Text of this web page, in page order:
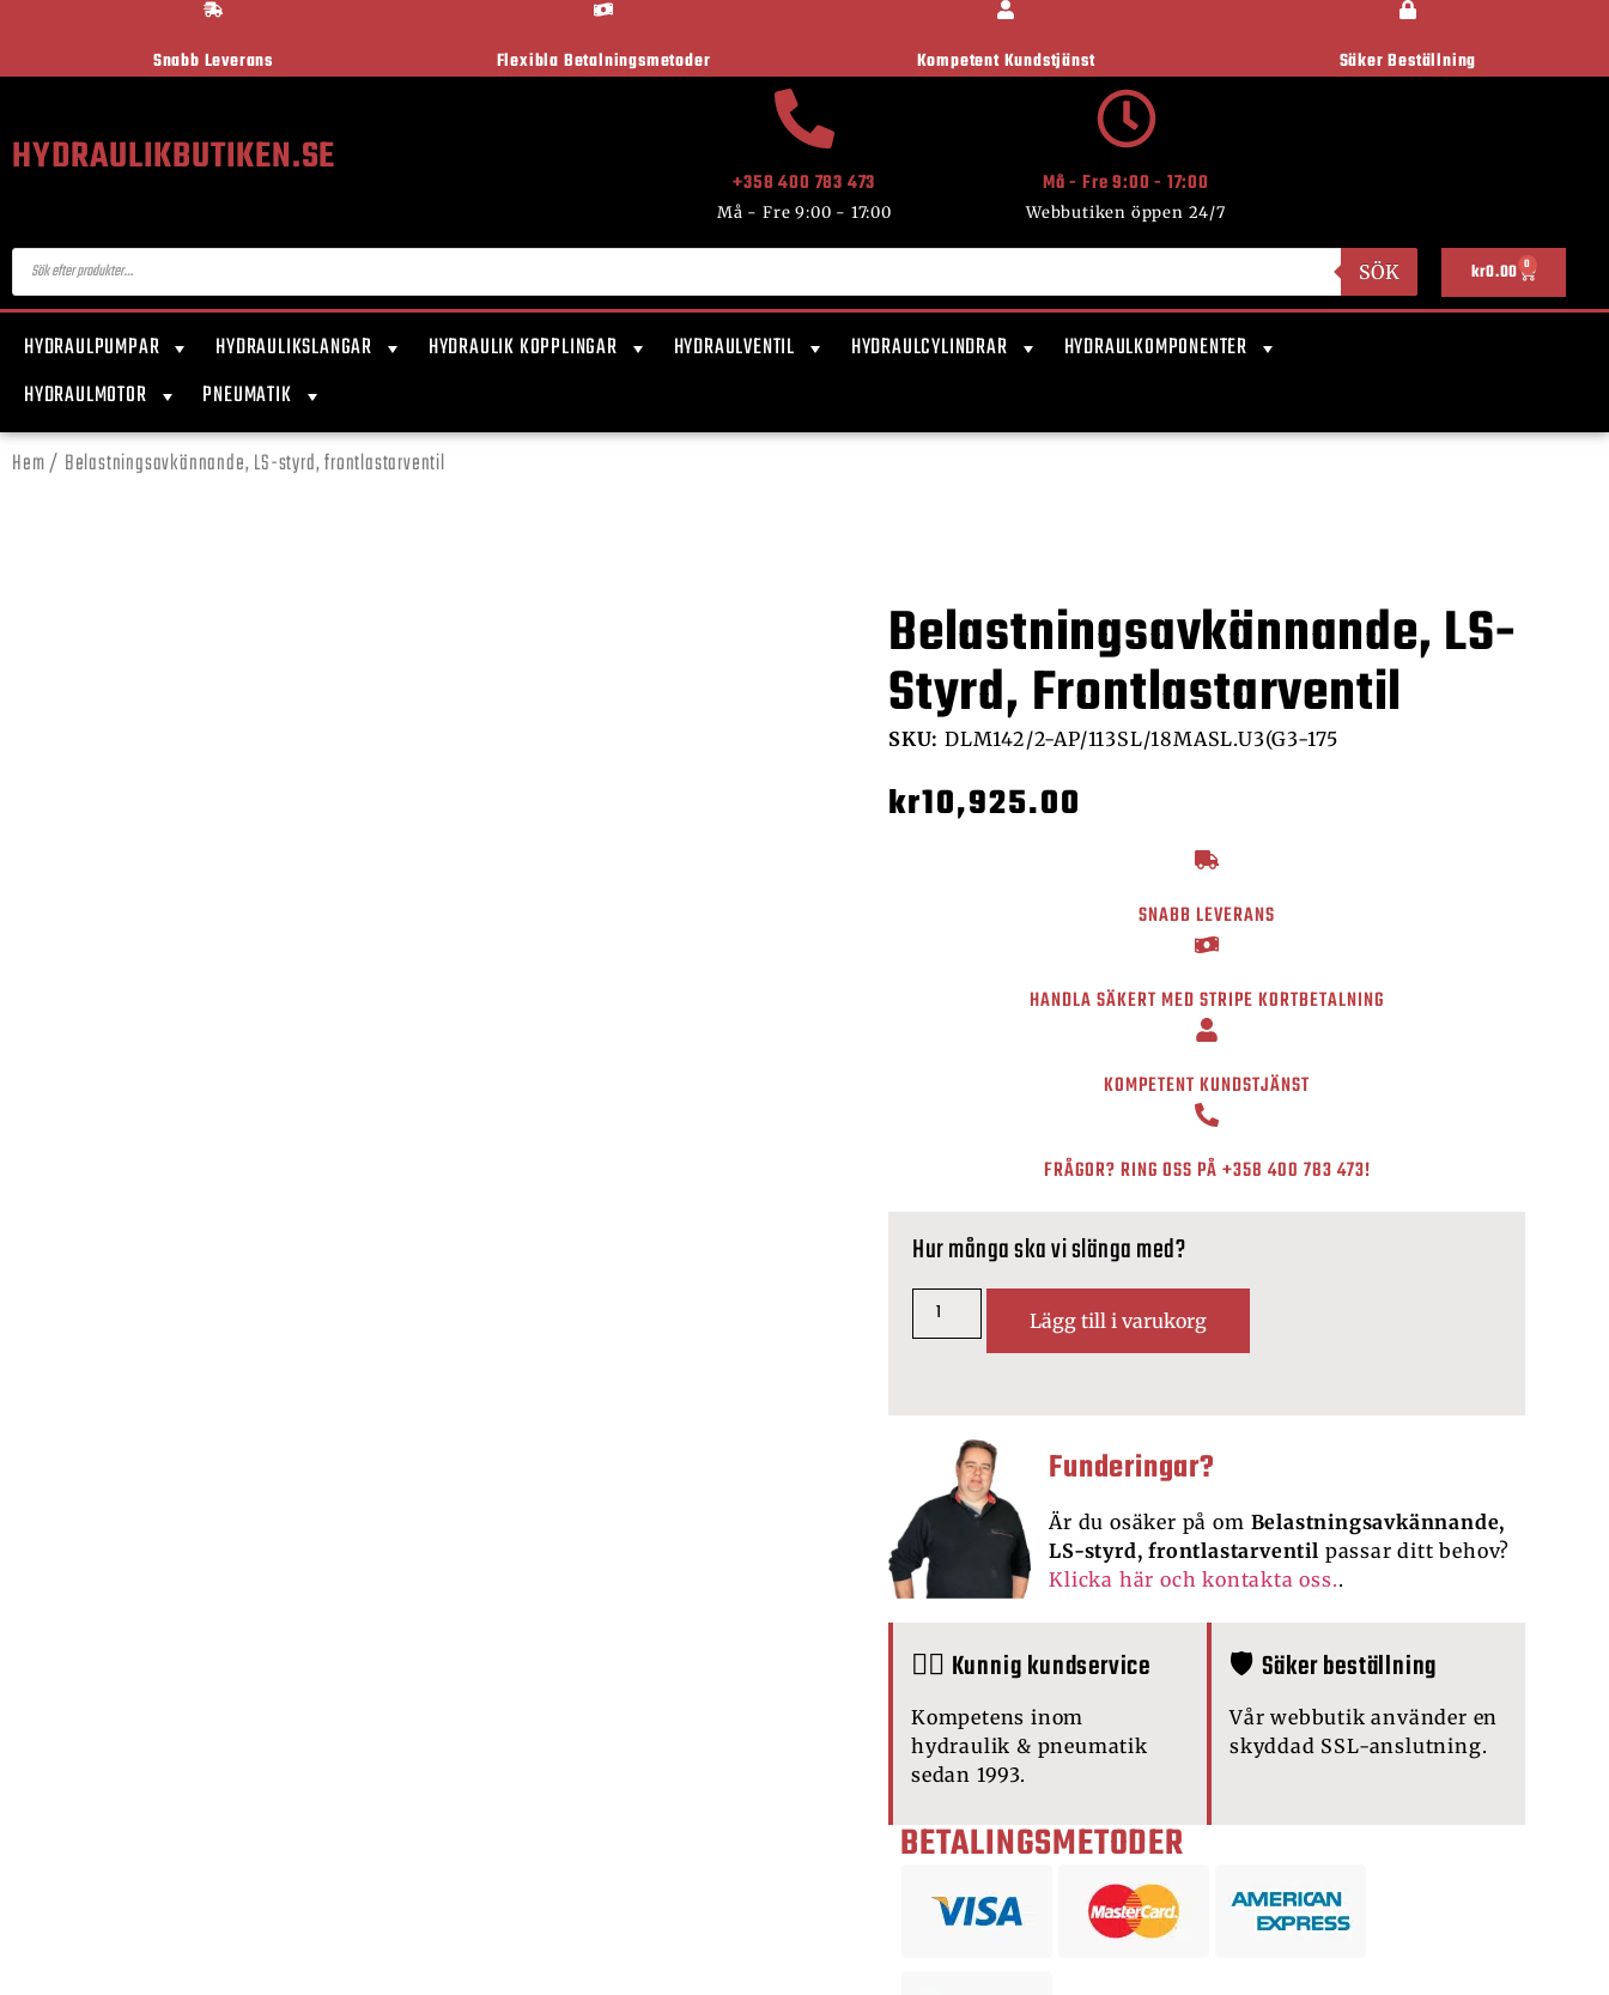
Snabb Leverans Flexibla Betalningsmetoder Kompetent Kundstjänst Säker Beställning
HYDRAULIKBUTIKEN.SE +358 400 783 473
Må - Fre 9:00 - 17:00
Må - Fre 9:00 - 17:00
Webbutiken öppen 24/7
SÖK kr0.00 0
HYDRAULPUMPAR HYDRAULIKSLANGAR HYDRAULIK KOPPLINGAR HYDRAULVENTIL HYDRAULCYLINDRAR
HYDRAULKOMPONENTER
HYDRAULMOTOR
PNEUMATIK
Hem/ Belastningsavkännande, LS-styrd, frontlastarventil
Belastningsavkännande, LS-
Styrd, Frontlastarventil
SKU: DLM142/2-AP/113SL/18MASL.U3(G3-175
kr10,925.00
SNABB LEVERANS
HANDLA SÄKERT MED STRIPE KORTBETALNING
KOMPETENT KUNDSTJÄNST
FRÅGOR? RING OSS PÅ+358 400 783 473!
Hur många ska vi slänga med?
Lägg till i varukorg
Funderingar?
Är du osäker på om Belastningsavkännande,
LS-styrd, frontlastarventil passar ditt behov?
Klicka här och kontakta oss..
🙋‍♂️ Kunnig kundservice
Kompetens inom
hydraulik & pneumatik
sedan 1993.
🛡️ Säker beställning
Vår webbutik använder en
skyddad SSL-anslutning.
BETALINGSMETODER